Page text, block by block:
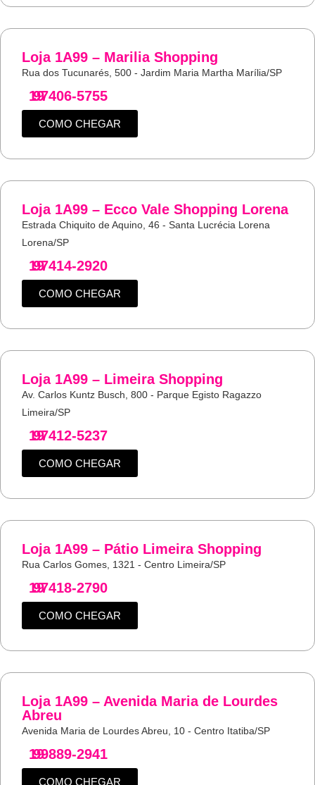
Loja 1A99 – Marilia Shopping
Rua dos Tucunarés, 500 - Jardim Maria Martha Marília/SP
19
97406-5755
COMO CHEGAR
Loja 1A99 – Ecco Vale Shopping Lorena
Estrada Chiquito de Aquino, 46 - Santa Lucrécia Lorena
Lorena/SP
19
97414-2920
COMO CHEGAR
Loja 1A99 – Limeira Shopping
Av. Carlos Kuntz Busch, 800 - Parque Egisto Ragazzo
Limeira/SP
19
97412-5237
COMO CHEGAR
Loja 1A99 – Pátio Limeira Shopping
Rua Carlos Gomes, 1321 - Centro Limeira/SP
19
97418-2790
COMO CHEGAR
Loja 1A99 – Avenida Maria de Lourdes
Abreu
Avenida Maria de Lourdes Abreu, 10 - Centro Itatiba/SP
19
99889-2941
COMO CHEGAR